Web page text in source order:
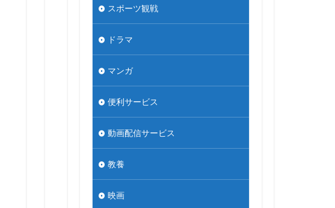
スポーツ観戦
ドラマ
マンガ
便利サービス
動画配信サービス
教養
映画